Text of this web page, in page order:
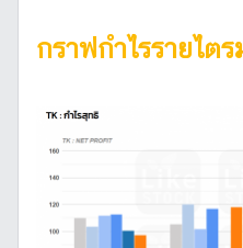
กราฟกำไรรายไตร